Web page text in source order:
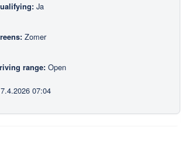
Ja
Zomer
range: Open
07:04